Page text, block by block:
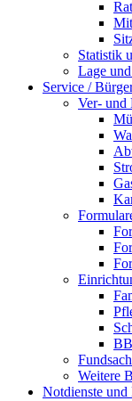
Statistik
Lage
Service /
Ver- und
Weitere
Notdienste und